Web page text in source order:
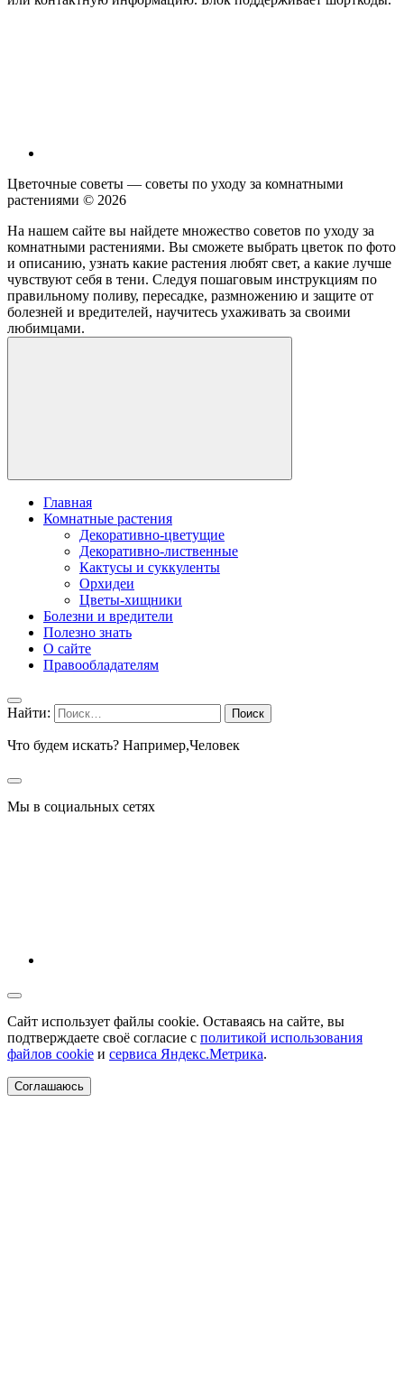
Цветочные советы — советы по уходу за комнатными
растениями © 2026
На нашем сайте вы найдете множество советов по уходу за
комнатными растениями. Вы сможете выбрать цветок по фото
и описанию, узнать какие растения любят свет, а какие лучше
чувствуют себя в тени. Следуя пошаговым инструкциям по
правильному поливу, пересадке, размножению и защите от
болезней и вредителей, научитесь ухаживать за своими
любимцами.
Главная
Комнатные растения
Декоративно-цветущие
Декоративно-лиственные
Кактусы и суккуленты
Орхидеи
Цветы-хищники
Болезни и вредители
Полезно знать
О сайте
Правообладателям
Найти:
Что будем искать? Например,Человек
Мы в социальных сетях
Сайт использует файлы cookie. Оставаясь на сайте, вы
подтверждаете своё согласие с политикой использования
файлов cookie и сервиса Яндекс.Метрика.
Соглашаюсь